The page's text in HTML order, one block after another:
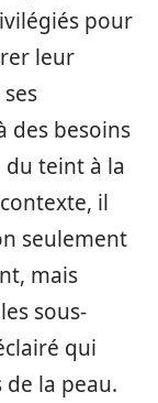
pour
leur
des besoins
du teint à la
il
seulement
mais
sous-
qui
la peau.